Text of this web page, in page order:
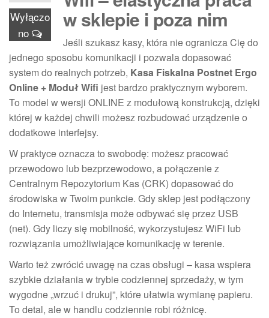
Wyłączo
no
w sklepie i poza nim
Jeśli szukasz kasy, która nie ogranicza Cię do
jednego sposobu komunikacji i pozwala dopasować
system do realnych potrzeb, Kasa Fiskalna Postnet Ergo
Online + Moduł Wifi jest bardzo praktycznym wyborem.
To model w wersji ONLINE z modułową konstrukcją, dzięki
której w każdej chwili możesz rozbudować urządzenie o
dodatkowe interfejsy.
W praktyce oznacza to swobodę: możesz pracować
przewodowo lub bezprzewodowo, a połączenie z
Centralnym Repozytorium Kas (CRK) dopasować do
środowiska w Twoim punkcie. Gdy sklep jest podłączony
do Internetu, transmisja może odbywać się przez USB
(net). Gdy liczy się mobilność, wykorzystujesz WiFi lub
rozwiązania umożliwiające komunikację w terenie.
Warto też zwrócić uwagę na czas obsługi – kasa wspiera
szybkie działania w trybie codziennej sprzedaży, w tym
wygodne „wrzuć i drukuj”, które ułatwia wymianę papieru.
To detal, ale w handlu codziennie robi różnicę.